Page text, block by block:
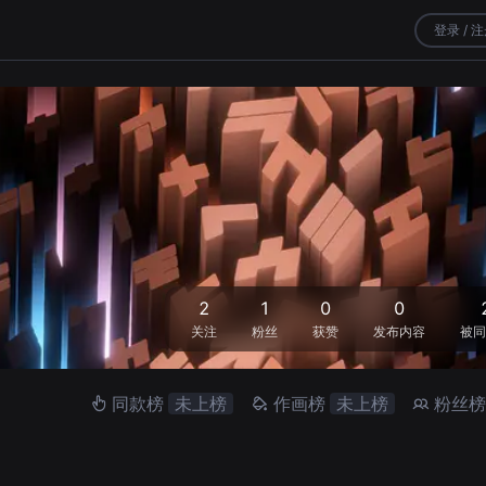
登录 /
2
关注
1
粉丝
0
获赞
0
发布内容 被
同款榜 未上榜 作画榜 未上榜 粉丝榜